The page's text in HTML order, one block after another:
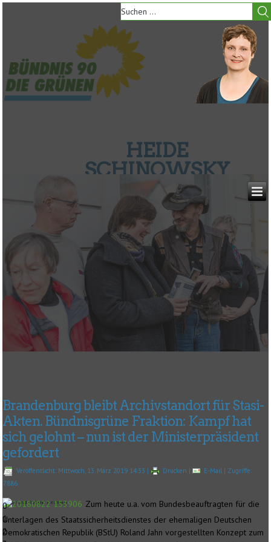
HEIDE
SCHINOWSKY
Heide und Roland Herrman
0
1
2
Brandenburg bleibt Archivstandort für Stasi-
Akten. Bündnisgrüne Fraktion: Kampf hat
sich gelohnt – nun ist der Ministerpräsident
gefordert
Veröffentlicht: Mittwoch, 13. März 2019 14:33 | Drucken | E-Mail | Zugriffe:
7886
Zum heute u.a. vom Bundesbeauftragten für die
Unterlagen des Staatssicherheitsdienstes der ehemaligen Deutschen
Demokratischen Republik (BStU) Roland Jahn vorgestellten Konzept zum